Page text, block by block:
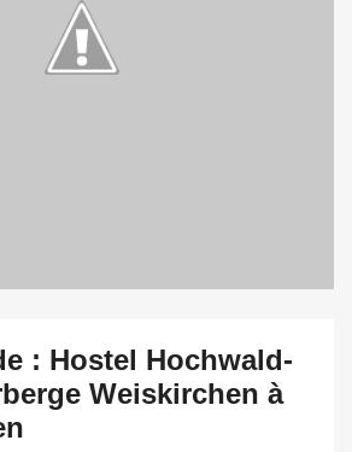
: Hostel Hochwald-
Weiskirchen à